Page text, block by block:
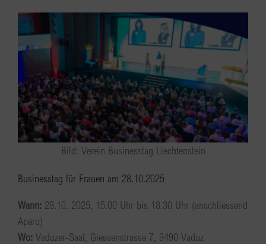
Bild: Verein Businesstag Liechtenstein
Businesstag für Frauen am 28.10.2025
Wann: 28.10. 2025, 15.00 Uhr bis 18.30 Uhr (anschliessend
Apéro)
Wo: Vaduzer-Saal, Giessenstrasse 7, 9490 Vaduz